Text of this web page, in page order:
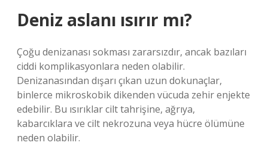
Deniz aslanı ısırır mı?
Çoğu denizanası sokması zararsızdır, ancak bazıları
ciddi komplikasyonlara neden olabilir.
Denizanasından dışarı çıkan uzun dokunaçlar,
binlerce mikroskobik dikenden vücuda zehir enjekte
edebilir. Bu ısırıklar cilt tahrişine, ağrıya,
kabarcıklara ve cilt nekrozuna veya hücre ölümüne
neden olabilir.